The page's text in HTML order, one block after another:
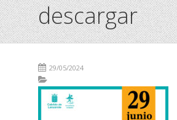
descargar
29/05/2024